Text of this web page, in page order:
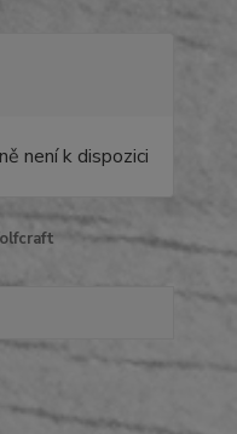
není k dispozici